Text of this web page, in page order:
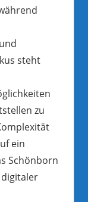
steht
zu
ein
Schönborn